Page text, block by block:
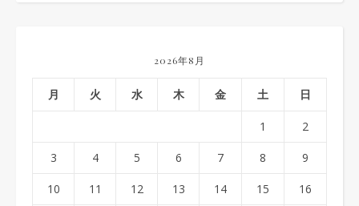
2026年8月
月 火 水 木 金 土 日
1 2
3 4 5 6 7 8 9
10 11 12 13 14 15 16